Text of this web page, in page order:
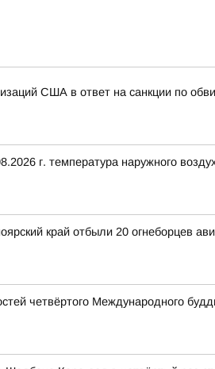
США в ответ на санкции по
г. температура наружного
край отбыли 20 огнеборцев
четвёртого Международного